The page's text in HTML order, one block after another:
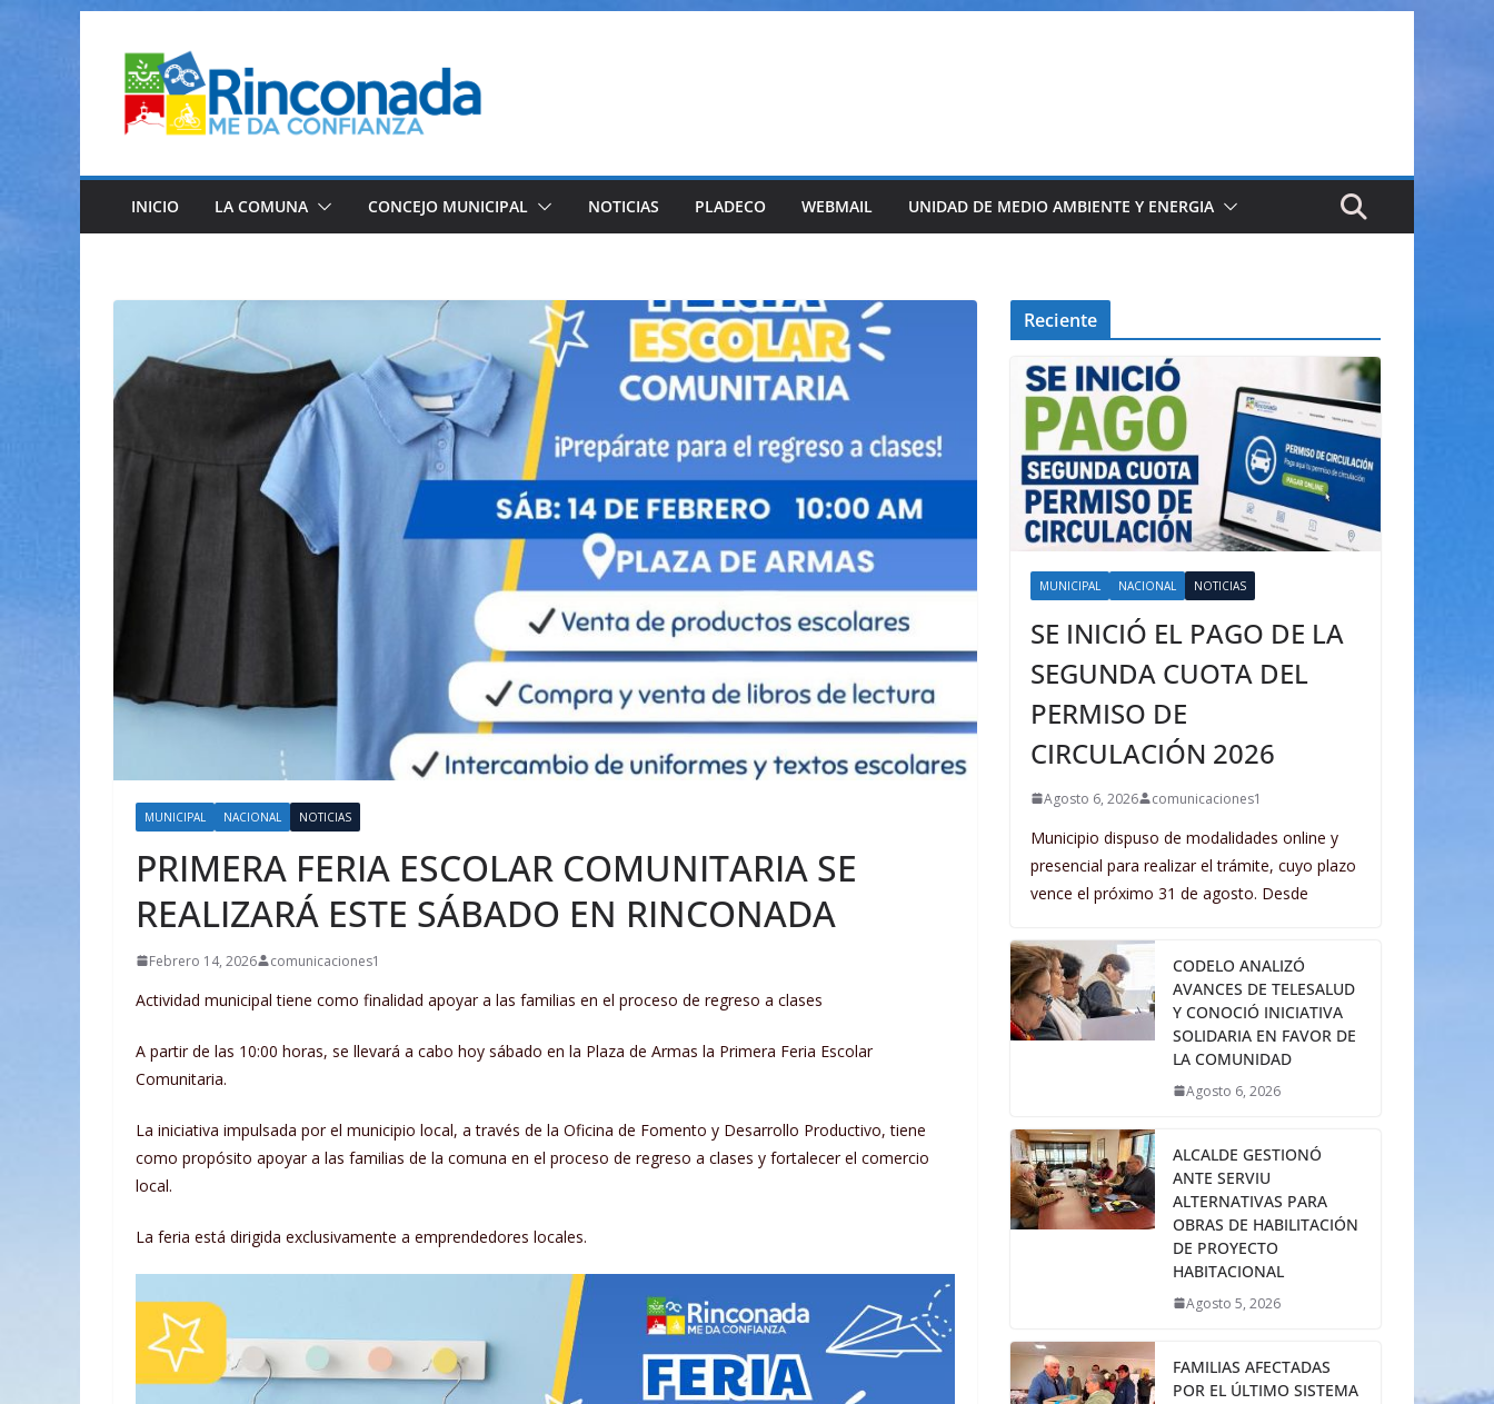
contenido
INICIO LA COMUNA CONCEJO MUNICIPAL NOTICIAS PLADECO WEBMAIL UNIDAD DE MEDIO AMBIENTE Y ENERGIA
MUNICIPAL NACIONAL NOTICIAS
PRIMERA FERIA ESCOLAR COMUNITARIA SE
REALIZARÁ ESTE SÁBADO EN RINCONADA
Febrero 14, 2026 comunicaciones1
Actividad municipal tiene como finalidad apoyar a las familias en el proceso de regreso a clases
A partir de las 10:00 horas, se llevará a cabo hoy sábado en la Plaza de Armas la Primera Feria Escolar
Comunitaria.
La iniciativa impulsada por el municipio local, a través de la Oficina de Fomento y Desarrollo Productivo, tiene
como propósito apoyar a las familias de la comuna en el proceso de regreso a clases y fortalecer el comercio
local.
La feria está dirigida exclusivamente a emprendedores locales.
Reciente
MUNICIPAL NACIONAL NOTICIAS
SE INICIÓ EL PAGO DE LA
SEGUNDA CUOTA DEL
PERMISO DE
CIRCULACIÓN 2026
Agosto 6, 2026 comunicaciones1
Municipio dispuso de modalidades online y
presencial para realizar el trámite, cuyo plazo
vence el próximo 31 de agosto. Desde
CODELO ANALIZÓ
AVANCES DE TELESALUD
Y CONOCIÓ INICIATIVA
SOLIDARIA EN FAVOR DE
LA COMUNIDAD
Agosto 6, 2026
ALCALDE GESTIONÓ
ANTE SERVIU
ALTERNATIVAS PARA
OBRAS DE HABILITACIÓN
DE PROYECTO
HABITACIONAL
Agosto 5, 2026
FAMILIAS AFECTADAS
POR EL ÚLTIMO SISTEMA